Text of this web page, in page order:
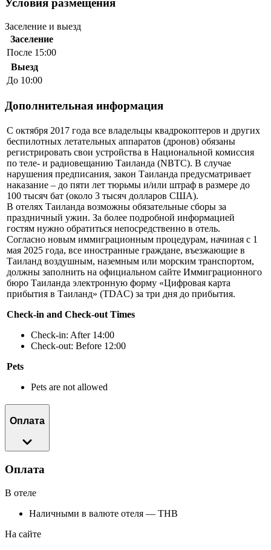
Условия размещения
Заселение и выезд
Заселение
После 15:00
Выезд
До 10:00
Дополнительная информация
С октября 2017 года все владельцы квадрокоптеров и других
беспилотных летательных аппаратов (дронов) обязаны
регистрировать свои устройства в Национальной комиссия
по теле- и радиовещанию Таиланда (NBTC). В случае
нарушения предписания, закон Таиланда предусматривает
наказание – до пяти лет тюрьмы и/или штраф в размере до
100 тысяч бат (около 3 тысяч долларов США).
В отелях Таиланда возможны обязательные сборы за
праздничный ужин. За более подробной информацией
гостям нужно обратиться непосредственно в отель.
Согласно новым иммиграционным процедурам, начиная с 1
мая 2025 года, все иностранные граждане, въезжающие в
Таиланд воздушным, наземным или морским транспортом,
должны заполнить на официальном сайте Иммиграционного
бюро Таиланда электронную форму «Цифровая карта
прибытия в Таиланд» (TDAC) за три дня до прибытия.
Check-in and Check-out Times
Check-in: After 14:00
Check-out: Before 12:00
Pets
Pets are not allowed
Оплата
Оплата
В отеле
Наличными в валюте отеля — THB
На сайте